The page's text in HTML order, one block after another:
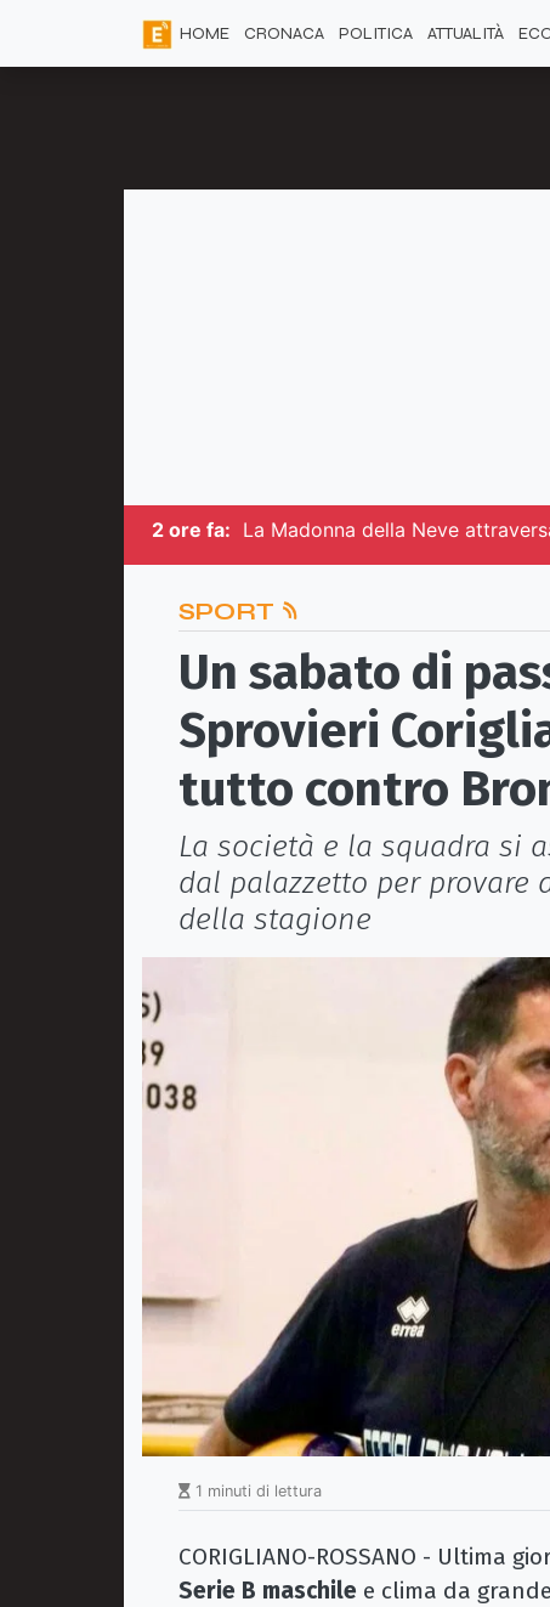
HOME CRONACA POLITICA ATTUALITÀ
2 ore fa: La Madonna della Neve
SPORT
Un sabato di
Sprovieri
tutto contro
La società e la squadra si
dal palazzetto per provare
della stagione
1 minuti di lettura
CORIGLIANO-ROSSANO - Ultima
Serie B maschile e clima da